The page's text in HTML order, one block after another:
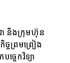
ា និងក្រុមហ៊ុន
ចព្រមព្រៀង
ច្ចេកវិទ្យា